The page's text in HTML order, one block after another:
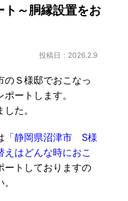
～胴縁設置をお
投稿日：2026.2.9
のＳ様邸でおこなっ
ートします。
た。
「静岡県沼津市 S様
はどんな時におこ
ートしておりますの